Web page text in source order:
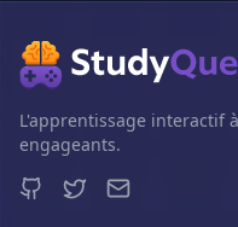
L'apprentissage interactif
engageants.